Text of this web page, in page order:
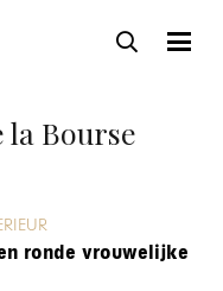
la Bourse
ronde vrouwelijke